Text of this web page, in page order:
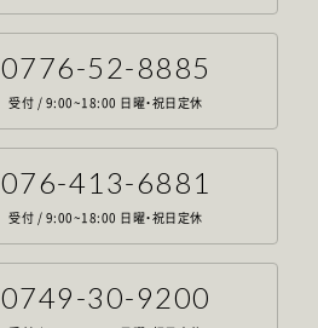
0776-52-8885
受付 / 9:00~18:00 日曜・祝日定休
076-413-6881
受付 / 9:00~18:00 日曜・祝日定休
0749-30-9200